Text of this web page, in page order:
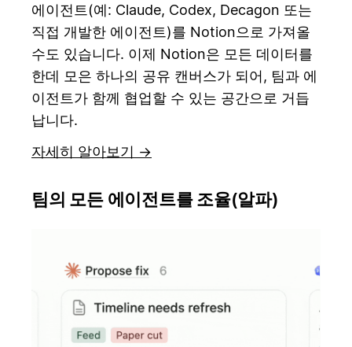
에이전트(예: Claude, Codex, Decagon 또는
직접 개발한 에이전트)를 Notion으로 가져올
수도 있습니다. 이제 Notion은 모든 데이터를
한데 모은 하나의 공유 캔버스가 되어, 팀과 에
이전트가 함께 협업할 수 있는 공간으로 거듭
납니다.
자세히 알아보기 →
팀의 모든 에이전트를 조율(알파)